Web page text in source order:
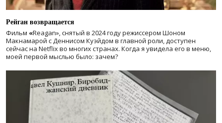
Рейган возвращается
Фильм «Reagan», снятый в 2024 годурежиссером Шоном
Макнамарой с Деннисом Куэйдом в главной роли, доступен
сейчас на Netflix во многих странах. Когда я увидела его в меню,
моей первой мыслью было: зачем?